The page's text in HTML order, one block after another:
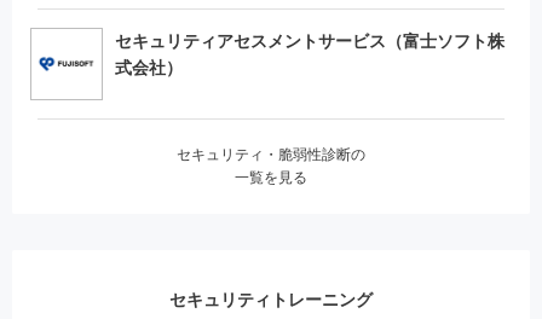
セキュリティアセスメントサービス（富士ソフト株
式会社）
セキュリティ・脆弱性診断の
一覧を見る
セキュリティトレーニング